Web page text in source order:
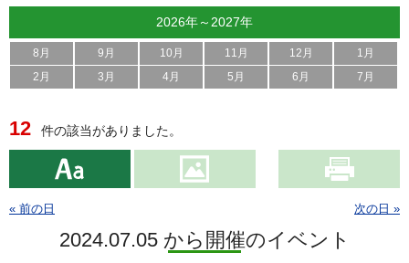
2026年～2027年
8月 9月 10月 11月 12月
1月
2月
3月 4月 5月 6月 7月
12 件の該当がありました。
« 前の日 次の日 »
2024.07.05 から開催のイベント